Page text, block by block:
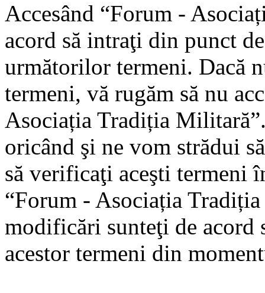
Accesând “Forum -
acord să intraţi din punct
următorilor termeni. Dacă
termeni, vă rugăm să nu
Asociația Tradiția
oricând şi ne vom strădui
să verificaţi aceşti termeni
“Forum - Asociația
modificări sunteţi de acord
acestor termeni din